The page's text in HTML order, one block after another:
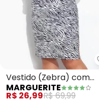
Vestido (Zebra) com
Amarração Plus Size
MARGUERITE
R$ 26,99R$ 69,99